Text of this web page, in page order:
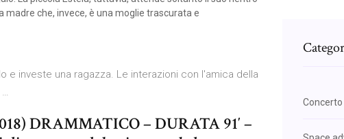
che, invece, è una moglie trascurata e
e investe una ragazza. Le interazioni con l'amica della
DRAMMATICO – DURATA 91′ –